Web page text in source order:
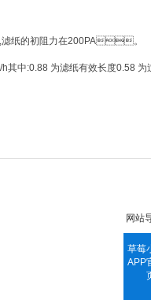
,滤纸的初阻力在200PA。
中:0.88 为滤纸有效长度0.58 为
网站
草莓
APP